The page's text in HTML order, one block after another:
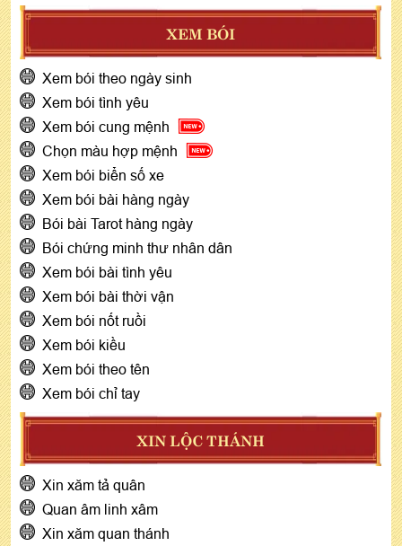
XEM BÓI
Xem bói theo ngày sinh
Xem bói tình yêu
Xem bói cung mệnh
Chọn màu hợp mệnh
Xem bói biển số xe
Xem bói bài hàng ngày
Bói bài Tarot hàng ngày
Bói chứng minh thư nhân dân
Xem bói bài tình yêu
Xem bói bài thời vận
Xem bói nốt ruồi
Xem bói kiều
Xem bói theo tên
Xem bói chỉ tay
XIN LỘC THÁNH
Xin xăm tả quân
Quan âm linh xâm
Xin xăm quan thánh